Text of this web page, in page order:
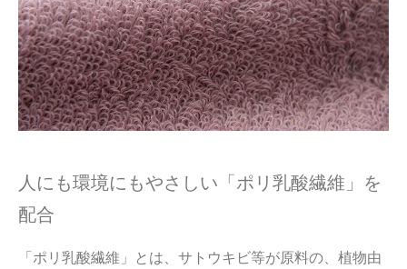
人にも環境にもやさしい「ポリ乳酸繊維」を
配合
「ポリ乳酸繊維」とは、サトウキビ等が原料の、植物由